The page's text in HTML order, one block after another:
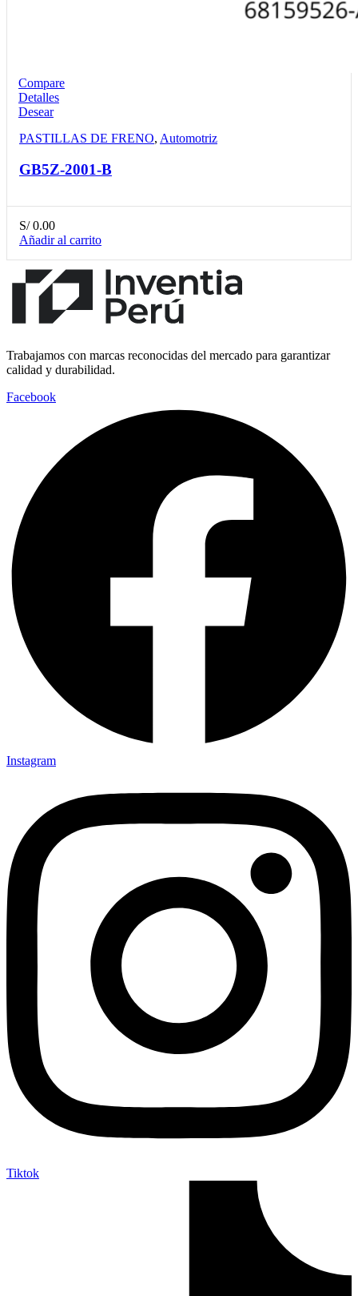
Compare
Detalles
Desear
PASTILLAS DE FRENO, Automotriz
GB5Z-2001-B
S/0.00
Añadir al carrito
Trabajamos con marcas reconocidas del mercado para garantizar
calidad y durabilidad.
Facebook
Instagram
Tiktok